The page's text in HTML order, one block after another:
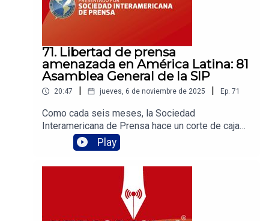
71. Libertad de prensa
amenazada en América Latina: 81
Asamblea General de la SIP
20:47 jueves, 6 de noviembre de 2025 Ep. 71
Como cada seis meses, la Sociedad
Interamericana de Prensa hace un corte de caja
sobre el estado que guarda la libertad de
expresión en nuestro continente, y el resultado
de este año no es halagador. Martha Ramos,
presidenta de la Comisión de Libertad de Prensa
e Información de la SIP, platica con nosotros
sobre el balance que se hizo en la reciente
reunión en Punta Cana, República Dominicana.
Play